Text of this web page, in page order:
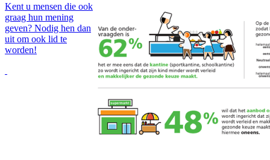
Kent u mensen die ook
graag hun mening
geven? Nodig hen dan
uit om ook lid te
worden!